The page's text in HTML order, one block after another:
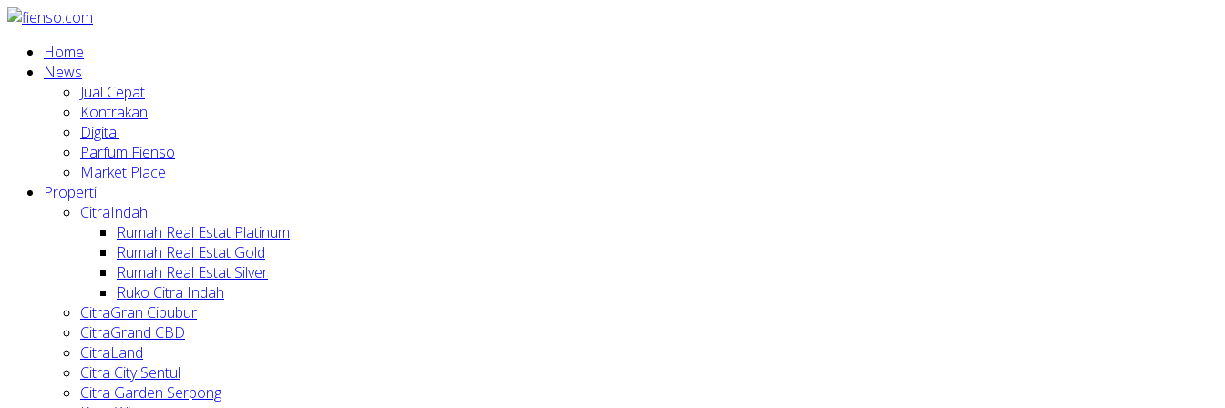
Home
News
Jual Cepat
Kontrakan
Digital
Parfum Fienso
Market Place
Properti
CitraIndah
Rumah Real Estat Platinum
Rumah Real Estat Gold
Rumah Real Estat Silver
Ruko Citra Indah
CitraGran Cibubur
CitraGrand CBD
CitraLand
Citra City Sentul
Citra Garden Serpong